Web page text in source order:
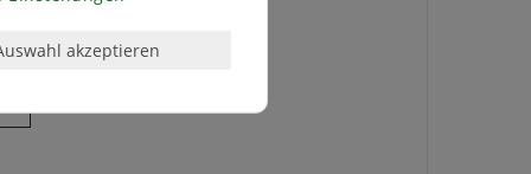
akzeptieren